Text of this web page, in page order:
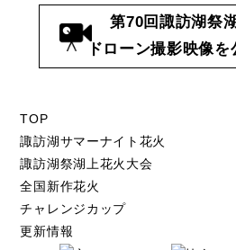
第70回諏訪湖祭
ドローン撮影映像
TOP
諏訪湖サマーナイト花火
諏訪湖祭湖上花火大会
全国新作花火
チャレンジカップ
更新情報